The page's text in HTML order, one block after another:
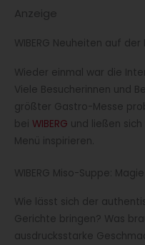
Anzeige
WIBERG Neuheiten auf
Wieder einmal war die
Viele Besucherinnen und
größter Gastro-Messe
bei WIBERG und ließen
Menü inspirieren.
WIBERG Miso-Suppe:
Wie lässt sich der
Gerichte bringen? Was
ausdrucksstarke